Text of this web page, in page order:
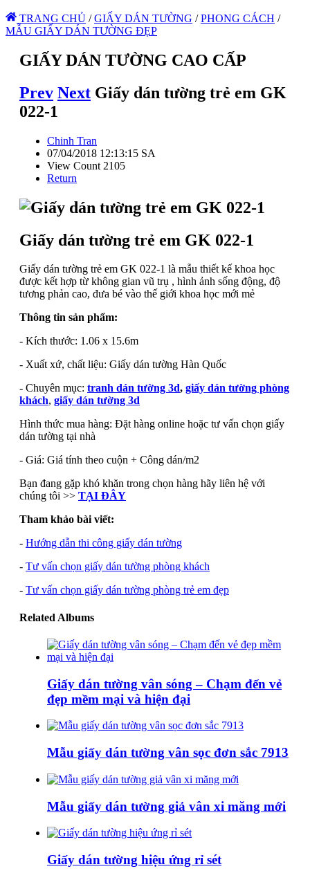
TRANG CHỦ / GIẤY DÁN TƯỜNG / PHONG CÁCH /
MẪU GIẤY DÁN TƯỜNG ĐẸP
GIẤY DÁN TƯỜNG CAO CẤP
Prev Next Giấy dán tường trẻ em GK
022-1
Chinh Tran
07/04/2018 12:13:15 SA
View Count 2105
Return
Giấy dán tường trẻ em GK 022-1
Giấy dán tường trẻ em GK 022-1 là mẫu thiết kế khoa học
được kết hợp từ không gian vũ trụ , hình ảnh sống động, độ
tương phản cao, đưa bé vào thế giới khoa học mới mẻ
Thông tin sản phẩm:
- Kích thước: 1.06 x 15.6m
- Xuất xứ, chất liệu: Giấy dán tường Hàn Quốc
- Chuyên mục: tranh dán tường 3d, giấy dán tường phòng
khách, giấy dán tường 3d
Hình thức mua hàng: Đặt hàng online hoặc tư vấn chọn giấy
dán tường tại nhà
- Giá: Giá tính theo cuộn + Công dán/m2
Bạn đang gặp khó khăn trong chọn hàng hãy liên hệ với
chúng tôi >> TẠI ĐÂY
Tham khảo bài viết:
- Hướng dẫn thi công giấy dán tường
- Tư vấn chọn giấy dán tường phòng khách
- Tư vấn chọn giấy dán tường phòng trẻ em đẹp
Related Albums
Giấy dán tường vân sóng – Chạm đến vẻ
đẹp mềm mại và hiện đại
Mẫu giấy dán tường vân sọc đơn sắc 7913
Mẫu giấy dán tường giả vân xi măng mới
Giấy dán tường hiệu ứng rỉ sét